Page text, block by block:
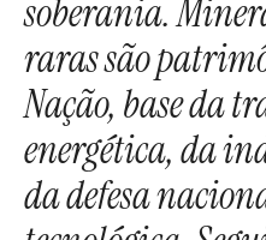
soberania.
raras são
Nação, base da
energética, da
da defesa